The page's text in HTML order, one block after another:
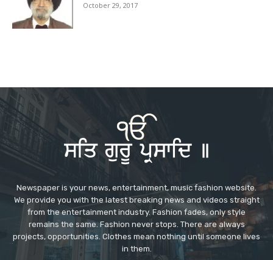
October 29, 2017
Newspaper is your news, entertainment, music fashion website.
We provide you with the latest breaking news and videos straight
from the entertainment industry. Fashion fades, only style
remains the same. Fashion never stops. There are always
projects, opportunities. Clothes mean nothing until someone lives
in them.